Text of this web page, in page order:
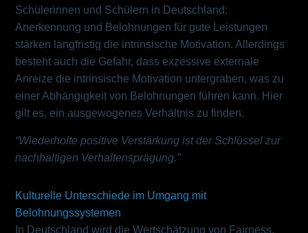
Schülerinnen und Schülern in Deutschland:
Anerkennung und Belohnungen für gute Leistungen
stärken langfristig die intrinsische Motivation. Allerdings
besteht auch die Gefahr, dass exzessive externale
Anreize die intrinsische Motivation untergraben, was zu
einer Abhängigkeit von Belohnungen führen kann. Hier
gilt es, ein ausgewogenes Verhältnis zu finden.
“Wiederholte positive Verstärkung ist der Schlüssel zur
nachhaltigen Verhaltensprägung.”
Kulturelle Unterschiede im Umgang mit
Belohnungssystemen
In Deutschland wird die Wertschätzung von Fairness,